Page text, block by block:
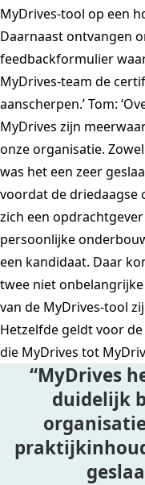
MyDrives-tool op een
Daarnaast ontvangen
feedbackformulier
MyDrives-team de
aanscherpen.’ Tom:
MyDrives zijn
onze organisatie.
was het een zeer
voordat de driedaagse
zich een
persoonlijke
een kandidaat. Daar
twee niet
van de MyDrives-tool
Hetzelfde geldt voor
die MyDrives tot
MyDrives
duidelijk